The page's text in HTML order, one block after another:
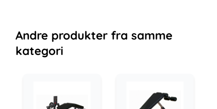
Andre produkter fra samme
kategori